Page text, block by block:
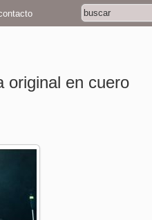
en cuero